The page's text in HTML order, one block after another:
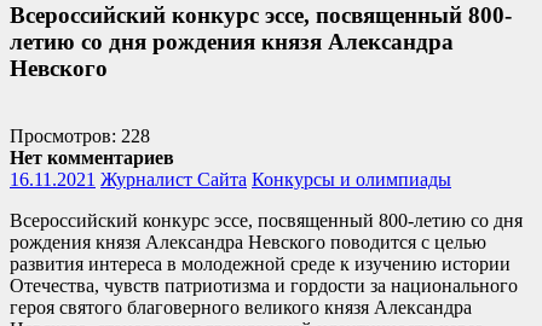
Всероссийский конкурс эссе, посвященный 800-
летию со дня рождения князя Александра
Невского
Просмотров: 228
Нет комментариев
16.11.2021 Журналист Сайта Конкурсы и олимпиады
Всероссийский конкурс эссе, посвященный 800-летию со дня
рождения князя Александра Невского поводится с целью
развития интереса в молодежной среде к изучению истории
Отечества, чувств патриотизма и гордости за национального
героя святого благоверного великого князя Александра